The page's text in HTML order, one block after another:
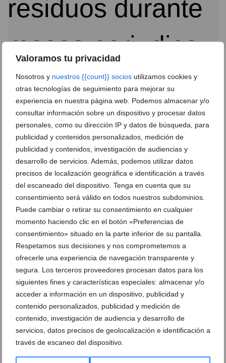
Valoramos tu privacidad
Nosotros y nuestros {{count}} socios utilizamos cookies y
otras tecnologías de seguimiento para mejorar su
experiencia en nuestra página web. Podemos almacenar y/o
consultar información sobre un dispositivo y procesar datos
personales, como su dirección IP y datos de búsqueda, para
publicidad y contenidos personalizados, medición de
publicidad y contenidos, investigación de audiencias y
desarrollo de servicios. Además, podemos utilizar datos
precisos de localización geográfica e identificación a través
del escaneado del dispositivo. Tenga en cuenta que su
consentimiento será válido en todos nuestros subdominios.
Puede cambiar o retirar su consentimiento en cualquier
momento haciendo clic en el botón «Preferencias de
consentimiento» situado en la parte inferior de su pantalla.
Respetamos sus decisiones y nos comprometemos a
ofrecerle una experiencia de navegación transparente y
segura. Los terceros proveedores procesan datos para los
siguientes fines y características especiales: almacenar y/o
acceder a información en un dispositivo, publicidad y
contenido personalizados, publicidad y medición de
contenido, investigación de audiencia y desarrollo de
servicios, datos precisos de geolocalización e identificación a
través de escaneo del dispositivo.
Si esperas al frío para revisar la chimenea, llegas
17 de julio de 2026
Olvida el blanco total: las nuevas tendencias que
redefinen los espacios
16 de julio de 2026